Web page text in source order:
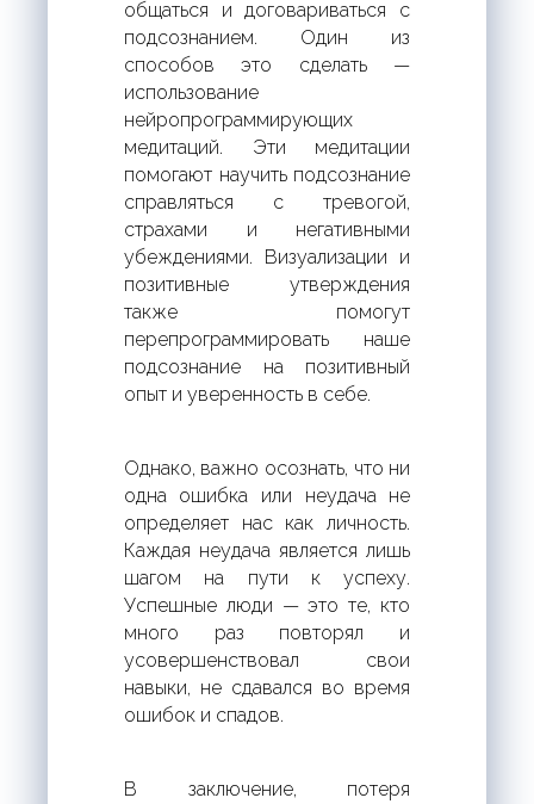
общаться и договариваться с
подсознанием. Один из
способов это сделать —
использование
нейропрограммирующих
медитаций. Эти медитации
помогают научить подсознание
справляться с тревогой,
страхами и негативными
убеждениями. Визуализации и
позитивные утверждения
также помогут
перепрограммировать наше
подсознание на позитивный
опыт и уверенность в себе.
Однако, важно осознать, что ни
одна ошибка или неудача не
определяет нас как личность.
Каждая неудача является лишь
шагом на пути к успеху.
Успешные люди — это те, кто
много раз повторял и
усовершенствовал свои
навыки, не сдавался во время
ошибок и спадов.
В заключение, потеря